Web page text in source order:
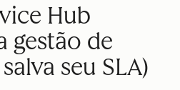
Hub
gestão de
seu SLA)